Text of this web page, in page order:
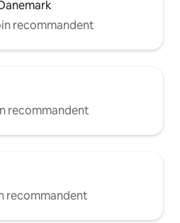
recommandent
recommandent
recommandent